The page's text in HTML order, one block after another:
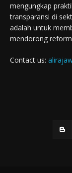
mengungkap
transparansi di
adalah untuk
mendorong
Contact us: